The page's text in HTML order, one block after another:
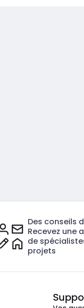
Des conseils
Recevez une
de
projets